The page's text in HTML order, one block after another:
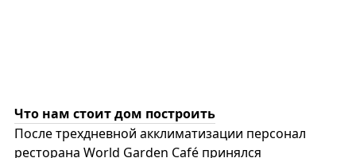
Что нам стоит дом построить
После трехдневной акклиматизации персонал
ресторана World Garden Café принялся